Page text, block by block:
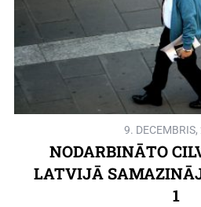
9.
NODARBINĀTO
LATVIJĀ
1